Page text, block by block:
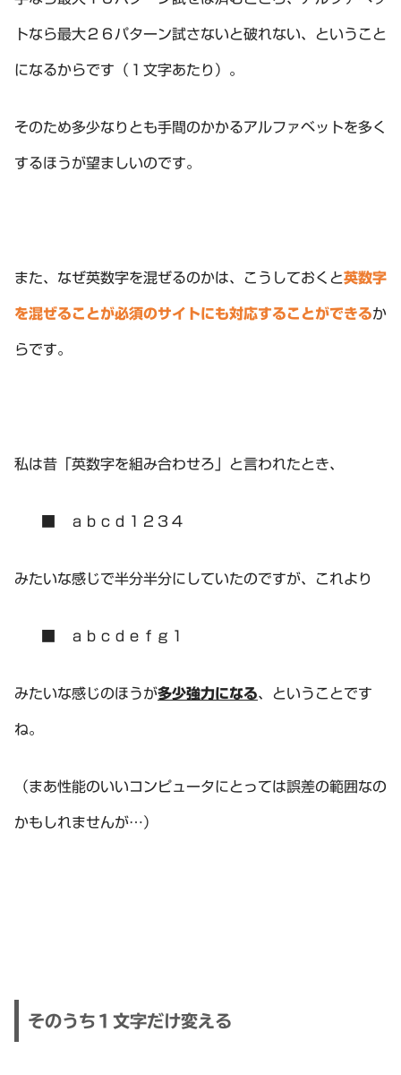
トなら最大２６パターン試さないと破れない、ということ
になるからです（１文字あたり）。
そのため多少なりとも手間のかかるアルファベットを多く
するほうが望ましいのです。
また、なぜ英数字を混ぜるのかは、こうしておくと英数字
を混ぜることが必須のサイトにも対応することができるか
らです。
私は昔「英数字を組み合わせろ」と言われたとき、
■ ａｂｃｄ１２３４
みたいな感じで半分半分にしていたのですが、これより
■ ａｂｃｄｅｆｇ１
みたいな感じのほうが多少強力になる、ということです
ね。
（まあ性能のいいコンピュータにとっては誤差の範囲なの
かもしれませんが…）
そのうち１文字だけ変える